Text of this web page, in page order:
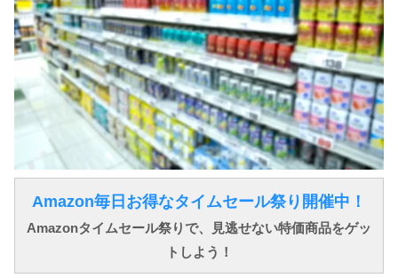
Amazon毎日お得なタイムセール祭り開催中！
Amazonタイムセール祭りで、見逃せない特価商品をゲッ
トしよう！